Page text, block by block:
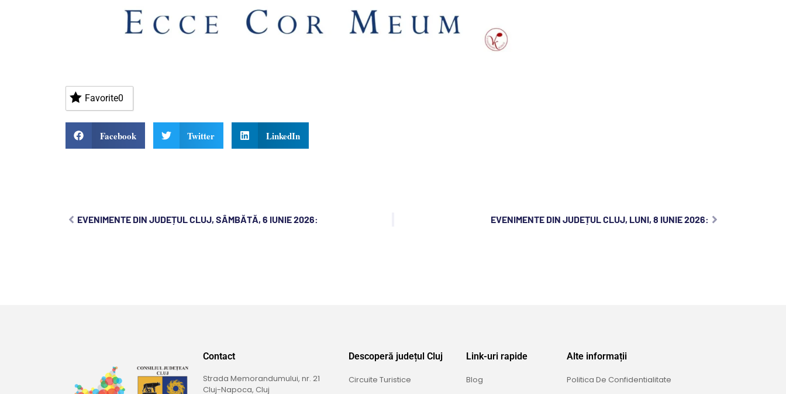
Favorite0
Facebook Twitter LinkedIn
EVENIMENTE DIN JUDEȚUL CLUJ, SÂMBĂTĂ, 6 IUNIE 2026: EVENIMENTE DIN JUDEȚUL CLUJ, LUNI, 8 IUNIE 2026:
Contact
Strada Memorandumului, nr. 21
Cluj-Napoca, Cluj
Descoperă județul Cluj
Circuite Turistice
Link-uri rapide
Blog
Alte informații
Politica De Confidentialitate